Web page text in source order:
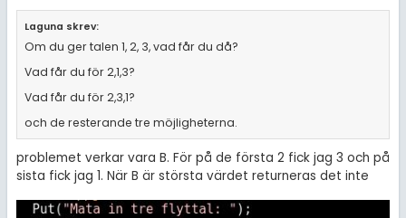
Laguna skrev:
Om du ger talen 1, 2, 3, vad får du då?
Vad får du för 2,1,3?
Vad får du för 2,3,1?
och de resterande tre möjligheterna.
problemet verkar vara B. För på de första 2 fick jag 3 och på
sista fick jag 1. När B är största värdet returneras det inte